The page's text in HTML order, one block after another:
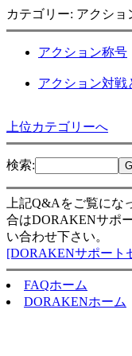
カテゴリー: アクショ
アクション称号
アクション対戦
上位カテゴリーへ
検索:
上記Q&Aをご覧にな
合はDORAKENサポ
い合わせ下さい。
[DORAKENサポート
FAQホーム
DORAKENホーム